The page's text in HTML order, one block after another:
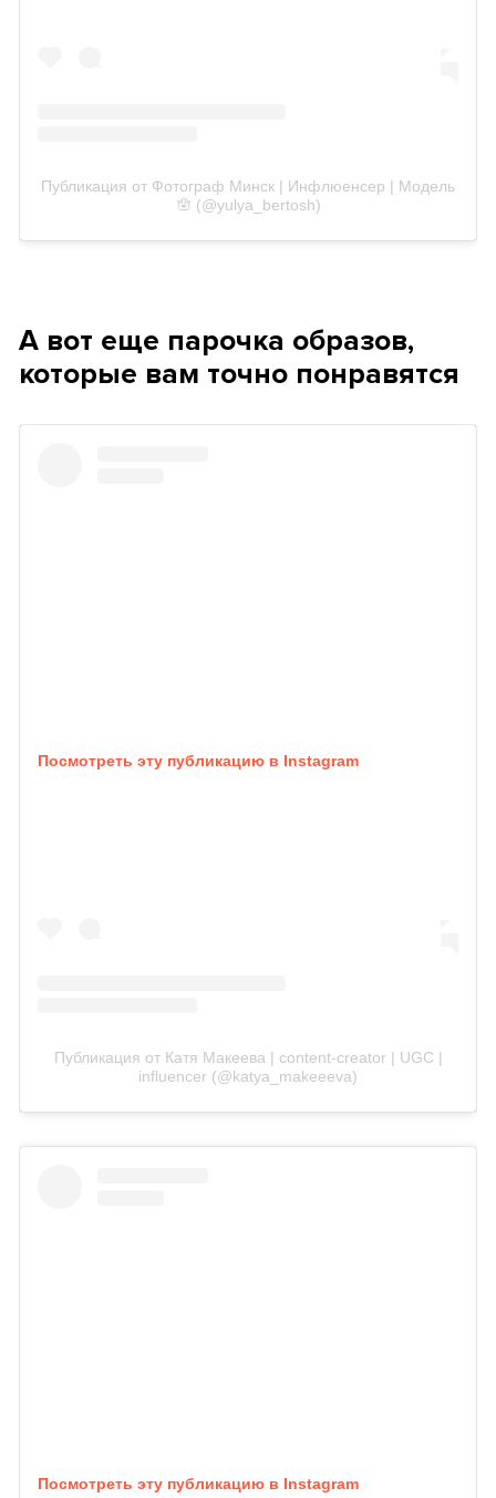
Публикация от Фотограф Минск | Инфлюенсер | Модель
🪬 (@yulya_bertosh)
А вот еще парочка образов,
которые вам точно понравятся
Посмотреть эту публикацию в Instagram
Публикация от Катя Макеева | content-creator | UGC |
influencer (@katya_makeeeva)
Посмотреть эту публикацию в Instagram